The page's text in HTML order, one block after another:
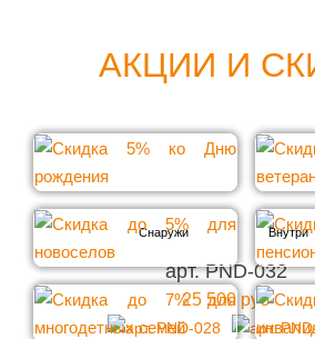
арт. PND-032
25 500 руб
АКЦИИ И